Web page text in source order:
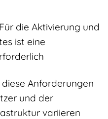
Für die Aktivierung und
ist eine
Anforderungen
und der
variieren